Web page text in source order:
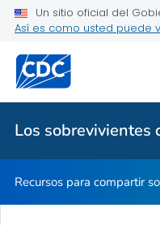
Un sitio oficial del
Así es como usted puede
Los sobrevivientes
Temas relacionados
Los Sobrevivientes
Recursos para compartir